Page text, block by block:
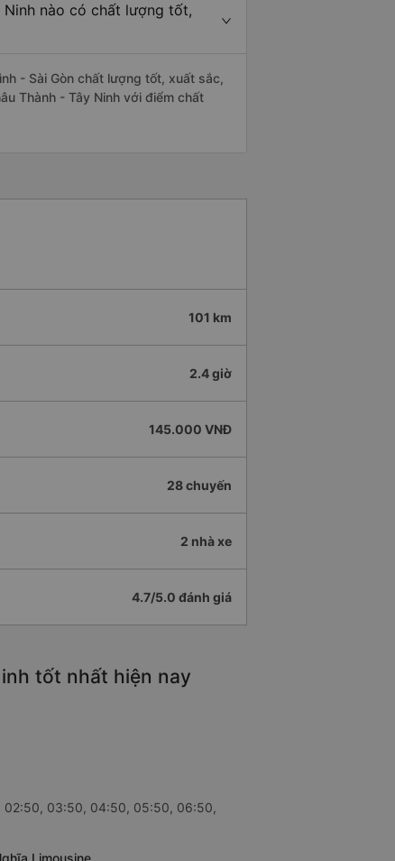
Ninh nào có chất lượng tốt,
- Sài Gòn chất lượng tốt, xuất sắc,
Thành - Tây Ninh với điểm chất
101 km
2.4 giờ
145.000 VNĐ
28 chuyến
2 nhà xe
4.7/5.0 đánh giá
tốt nhất hiện nay
02:50, 03:50, 04:50, 05:50, 06:50,